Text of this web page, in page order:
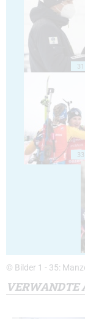
31
33
© Bilder 1 - 35:
VERWANDTE